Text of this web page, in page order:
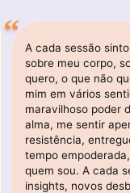
A cada sessão
sobre meu corpo,
quero, o que não
mim em vários
maravilhoso poder
alma, me sentir
resistência,
tempo
quem sou. A cada
insights, novos